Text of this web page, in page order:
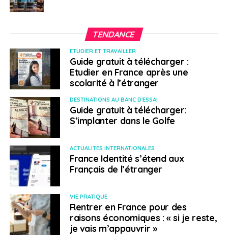
d’un logement, l’accès à des allocations, etc. Le
accéder à ce statut. Notre association considère que
l’accord de retrait. Ce dernier stipule en effet que les
citoyens de l’UE doivent bénéficier d’un document,
physique ou numérique, attestant de leur statut. Or,
pour l’heure, les résidents n’ont pas la main sur leurs
attestations et ne sont par ailleurs pas à l’abri des
failles techniques. Plusieurs citoyens européens en ont
fait les frais.
TENDANCE
ETUDIER ET TRAVAILLER
Guide gratuit à télécharger :
Etudier en France après une
scolarité à l’étranger
DESTINATIONS AU BANC D'ESSAI
Guide gratuit à télécharger:
S’implanter dans le Golfe
ACTUALITÉS INTERNATIONALES
France Identité s’étend aux
Français de l’étranger
VIE PRATIQUE
Rentrer en France pour des
raisons économiques : « si je reste,
je vais m’appauvrir »